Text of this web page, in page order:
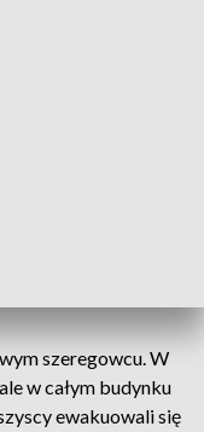
szeregowcu. W
w całym budynku
ewakuowali się